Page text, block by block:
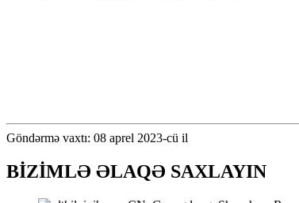
Göndərmə vaxtı: 08 aprel 2023-cü il
BİZİMLƏ ƏLAQƏ SAXLAYIN